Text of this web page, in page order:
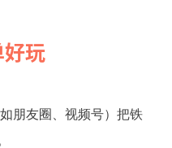
玩
朋友圈、视频号）把铁